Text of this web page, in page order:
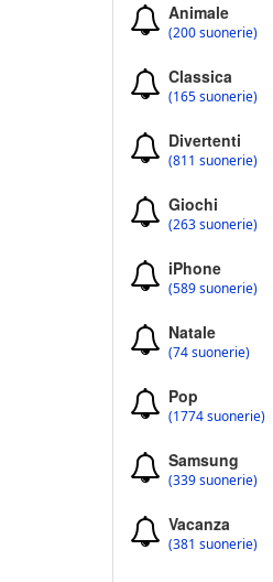
Animale
(200 suonerie)
Classica
(165 suonerie)
Divertenti
(811 suonerie)
Giochi
(263 suonerie)
iPhone
(589 suonerie)
Natale
(74 suonerie)
Pop
(1774 suonerie)
Samsung
(339 suonerie)
Vacanza
(381 suonerie)